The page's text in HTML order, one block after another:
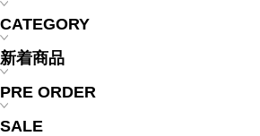
CATEGORY
新着商品
PRE ORDER
SALE